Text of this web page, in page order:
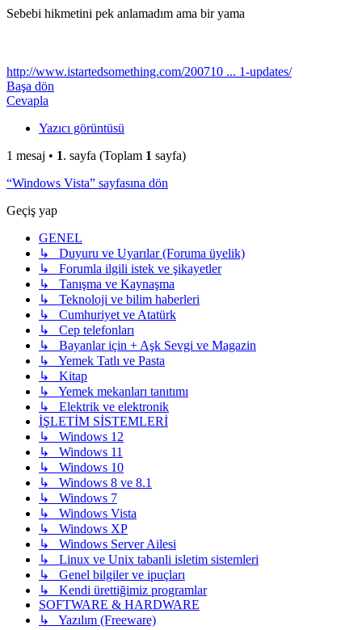
Sebebi hikmetini pek anlamadım ama bir yama
http://www.istartedsomething.com/200710 ... 1-updates/
Başa dön
Cevapla
Yazıcı görüntüsü
1 mesaj • 1. sayfa (Toplam 1 sayfa)
“Windows Vista” sayfasına dön
Geçiş yap
GENEL
↳ Duyuru ve Uyarılar (Foruma üyelik)
↳ Forumla ilgili istek ve şikayetler
↳ Tanışma ve Kaynaşma
↳ Teknoloji ve bilim haberleri
↳ Cumhuriyet ve Atatürk
↳ Cep telefonları
↳ Bayanlar için + Aşk Sevgi ve Magazin
↳ Yemek Tatlı ve Pasta
↳ Kitap
↳ Yemek mekanları tanıtımı
↳ Elektrik ve elektronik
İŞLETİM SİSTEMLERİ
↳ Windows 12
↳ Windows 11
↳ Windows 10
↳ Windows 8 ve 8.1
↳ Windows 7
↳ Windows Vista
↳ Windows XP
↳ Windows Server Ailesi
↳ Linux ve Unix tabanli isletim sistemleri
↳ Genel bilgiler ve ipuçları
↳ Kendi ürettiğimiz programlar
SOFTWARE & HARDWARE
↳ Yazılım (Freeware)